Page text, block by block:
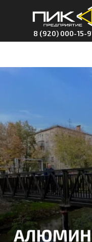
8 (920) 000-15-